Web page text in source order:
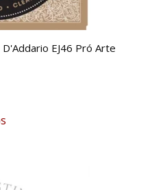
EJ46 Pró Arte